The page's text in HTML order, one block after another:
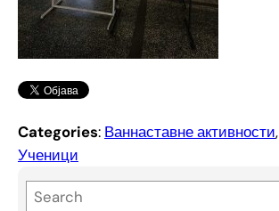
Categories: Ваннаставне активности,
Ученици